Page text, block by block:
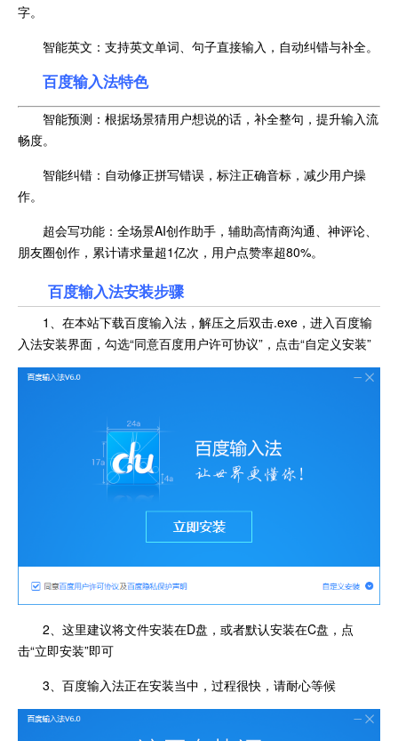
字。
智能英文：支持英文单词、句子直接输入，自动纠错与补全。
百度输入法特色
智能预测：根据场景猜用户想说的话，补全整句，提升输入流
畅度。
智能纠错：自动修正拼写错误，标注正确音标，减少用户操
作。
超会写功能：全场景AI创作助手，辅助高情商沟通、神评论、
朋友圈创作，累计请求量超1亿次，用户点赞率超80%。
百度输入法安装步骤
1、在本站下载百度输入法，解压之后双击.exe，进入百度输
入法安装界面，勾选“同意百度用户许可协议”，点击“自定义安装”
2、这里建议将文件安装在D盘，或者默认安装在C盘，点
击“立即安装”即可
3、百度输入法正在安装当中，过程很快，请耐心等候